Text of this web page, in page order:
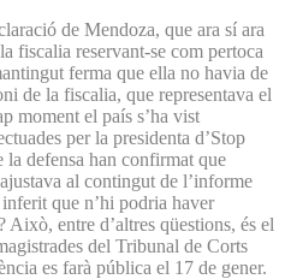
de Mendoza, que ara sí ara
fiscalia reservant-se com pertoca
ferma que ella no havia de
de la fiscalia, que representava el
moment el país s’ha vist
per la presidenta d’Stop
defensa han confirmat que
al contingut de l’informe
que n’hi podria haver
Això, entre d’altres qüestions, és el
del Tribunal de Corts
es farà pública el 17 de gener.